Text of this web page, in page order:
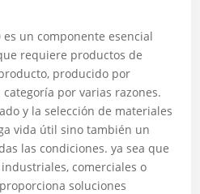
un componente esencial
requiere productos de
producido por
por varias razones.
y la selección de materiales
vida útil sino también un
las condiciones. ya sea que
comerciales o
soluciones